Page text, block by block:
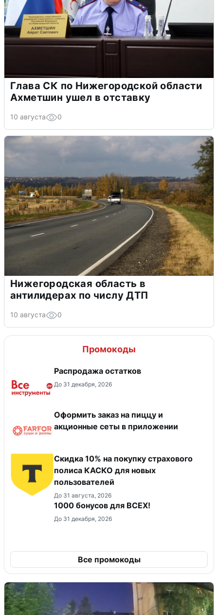
Глава СК по Нижегородской области
Ахметшин ушел в отставку
10 августа 0
Нижегородская область в
антилидерах по числу ДТП
10 августа 0
Промокоды
Распродажа остатков
До 31 декабря, 2026
Оформить заказ на пиццу и
акционные сеты в приложении
Скидка 10% на покупку страхового
полиса КАСКО для новых
пользователей
До 31 августа, 2026
1000 бонусов для ВСЕХ!
До 31 декабря, 2026
Все промокоды